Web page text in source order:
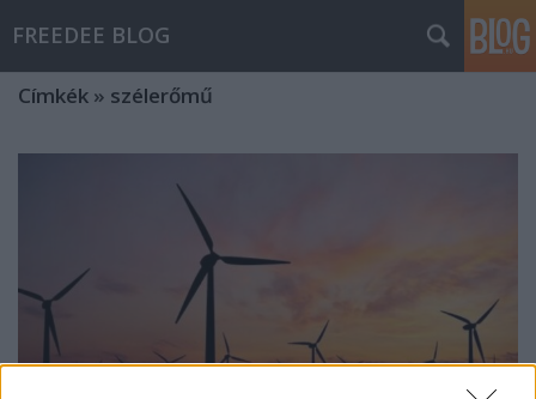
FREEDEE BLOG
Címkék » szélerőmű